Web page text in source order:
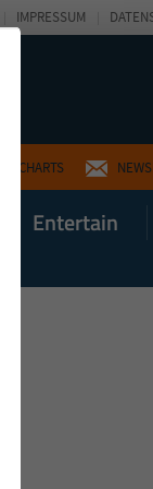
CHARTS
Entertain
IMPRESSUM